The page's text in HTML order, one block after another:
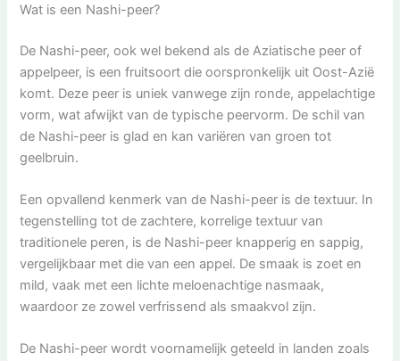
Wat is een Nashi-peer?
De Nashi-peer, ook wel bekend als de Aziatische peer of
appelpeer, is een fruitsoort die oorspronkelijk uit Oost-Azië
komt. Deze peer is uniek vanwege zijn ronde, appelachtige
vorm, wat afwijkt van de typische peervorm. De schil van
de Nashi-peer is glad en kan variëren van groen tot
geelbruin.
Een opvallend kenmerk van de Nashi-peer is de textuur. In
tegenstelling tot de zachtere, korrelige textuur van
traditionele peren, is de Nashi-peer knapperig en sappig,
vergelijkbaar met die van een appel. De smaak is zoet en
mild, vaak met een lichte meloenachtige nasmaak,
waardoor ze zowel verfrissend als smaakvol zijn.
De Nashi-peer wordt voornamelijk geteeld in landen zoals